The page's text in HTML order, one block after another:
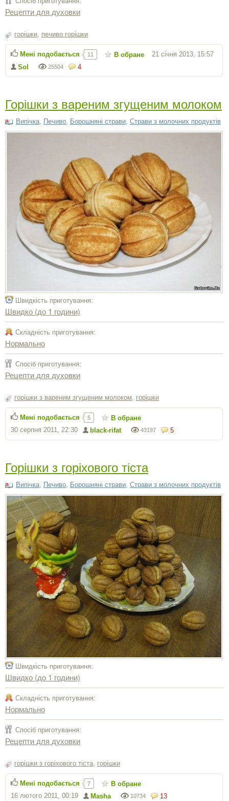
Рецепти для духовки
горішки печиво горішки
4
25504
Sol
21 січня 2013, 15:57
Мені подобається 11 В обране
Горішки з вареним згущеним молоком
Випічка Печиво Борошняні страви Страви з молочних продуктів
Швидкість приготування:
Швидко (до 1 години)
Складність приготування:
Нормально
Спосіб приготування:
Рецепти для духовки
горішки з вареним згущеним молоком горішки
5
43197
black-rifat
30 серпня 2011, 22:30
Мені подобається 5 В обране
Горішки з горіхового тіста
Випічка Печиво Борошняні страви Страви з молочних продуктів
Швидкість приготування:
Швидко (до 1 години)
Складність приготування:
Нормально
Спосіб приготування:
Рецепти для духовки
горішки з горіхового тіста горішки
13
10734
Masha
16 лютого 2011, 00:19
Мені подобається 7 В обране